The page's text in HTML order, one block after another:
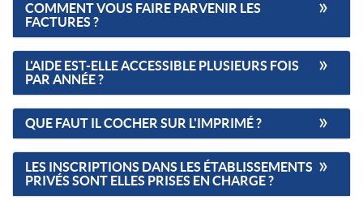
COMMENT VOUS FAIRE PARVENIR LES
FACTURES ?
L'AIDE EST-ELLE ACCESSIBLE PLUSIEURS FOIS
PAR ANNÉE ?
QUE FAUT IL COCHER SUR L'IMPRIMÉ ?
LES INSCRIPTIONS DANS LES ÉTABLISSEMENTS
PRIVÉS SONT ELLES PRISES EN CHARGE ?